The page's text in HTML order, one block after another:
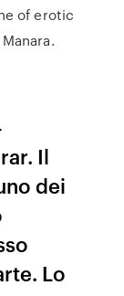
of erotic
Il
dei
Lo